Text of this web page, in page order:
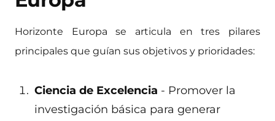
Horizonte Europa se articula en tres pilares
principales que guían sus objetivos y prioridades:
Ciencia de Excelencia - Promover la
investigación básica para generar